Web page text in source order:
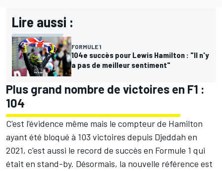
Lire aussi :
FORMULE 1
104e succès pour Lewis Hamilton : "Il n'y
a pas de meilleur sentiment"
Plus grand nombre de victoires en F1 :
104
C'est l'évidence même mais le compteur de Hamilton
ayant été bloqué à 103 victoires depuis Djeddah en
2021, c'est aussi le record de succès en Formule 1 qui
était en stand-by. Désormais, la nouvelle référence est